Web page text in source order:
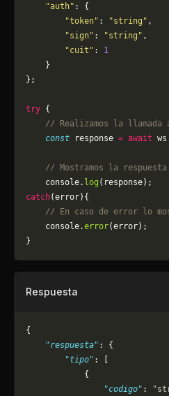
    "auth"
: {
        "token"
: "string" ,
        "sign"
: "string" ,
        "cuit"
: 1
    }
};
try {
// Realizamos la llamada
    const
response = await
// Mostramos la
    console.
log (response);
catch(error){
// En caso de error lo
	console.
error(error);
}
Respuesta
{
    "respuesta"
: {
        "tipo"
: [
            {
                "codigo"
: